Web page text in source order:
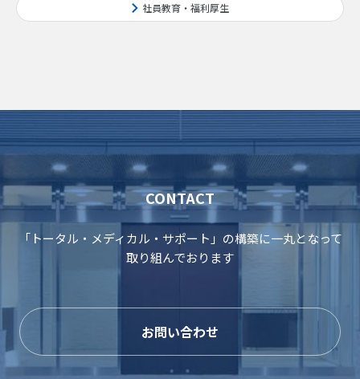
社員教育・福利厚生
CONTACT
「トータル・メディカル・サポート」の構築に一丸となって
取り組んでおります
お問い合わせ